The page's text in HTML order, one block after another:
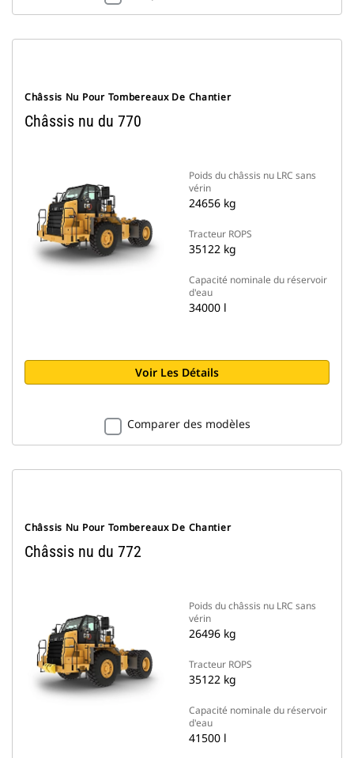
Châssis Nu Pour Tombereaux De Chantier
Châssis nu du 770
Poids du châssis nu LRC sans
vérin
24656 kg
Tracteur ROPS
35122 kg
Capacité nominale du réservoir
d'eau
34000 l
Voir Les Détails
Comparer des modèles
Châssis Nu Pour Tombereaux De Chantier
Châssis nu du 772
Poids du châssis nu LRC sans
vérin
26496 kg
Tracteur ROPS
35122 kg
Capacité nominale du réservoir
d'eau
41500 l